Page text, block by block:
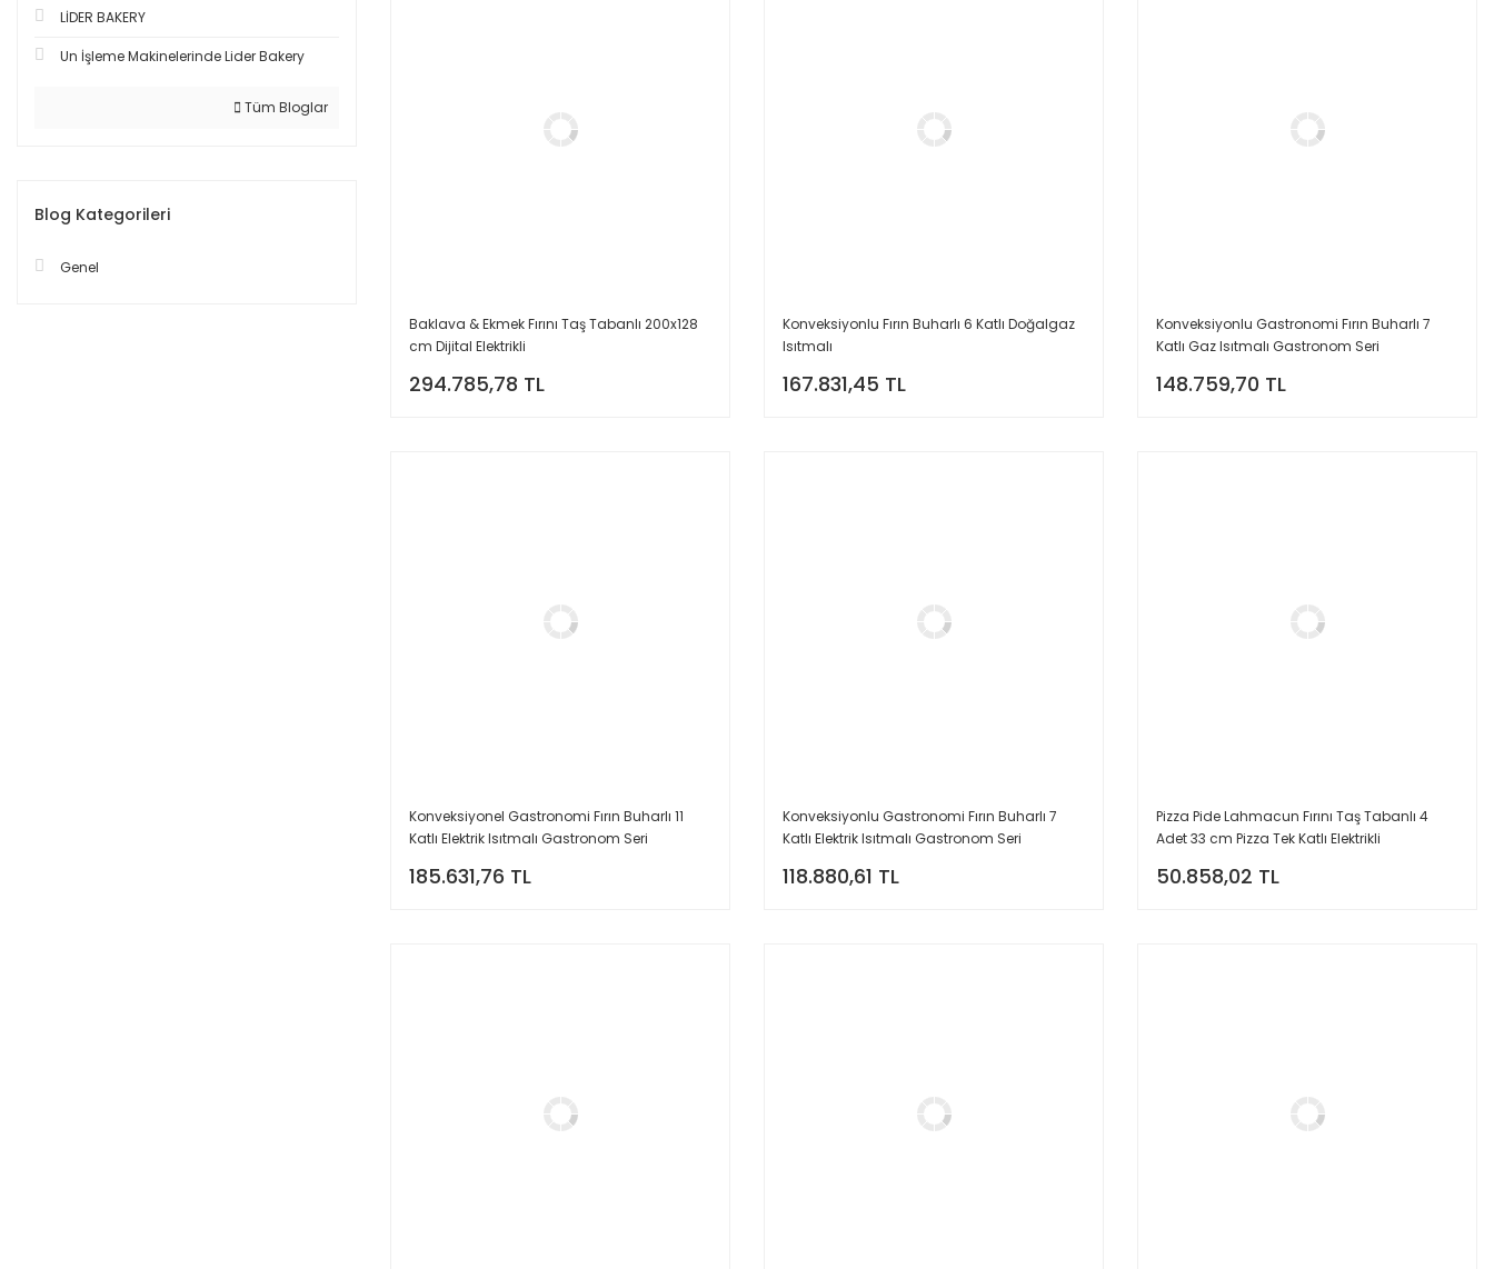
LİDER BAKERY
Un İşleme Makinelerinde Lider Bakery
Tüm Bloglar
Blog Kategorileri
Genel
Baklava & Ekmek Fırını Taş Tabanlı 200x128
cm Dijital Elektrikli
294.785,78 TL
Konveksiyonlu Fırın Buharlı 6 Katlı Doğalgaz
Isıtmalı
167.831,45 TL
Konveksiyonlu Gastronomi Fırın Buharlı 7
Katlı Gaz Isıtmalı Gastronom Seri
148.759,70 TL
Konveksiyonel Gastronomi Fırın Buharlı 11
Katlı Elektrik Isıtmalı Gastronom Seri
185.631,76 TL
Konveksiyonlu Gastronomi Fırın Buharlı 7
Katlı Elektrik Isıtmalı Gastronom Seri
118.880,61 TL
Pizza Pide Lahmacun Fırını Taş Tabanlı 4
Adet 33 cm Pizza Tek Katlı Elektrikli
50.858,02 TL